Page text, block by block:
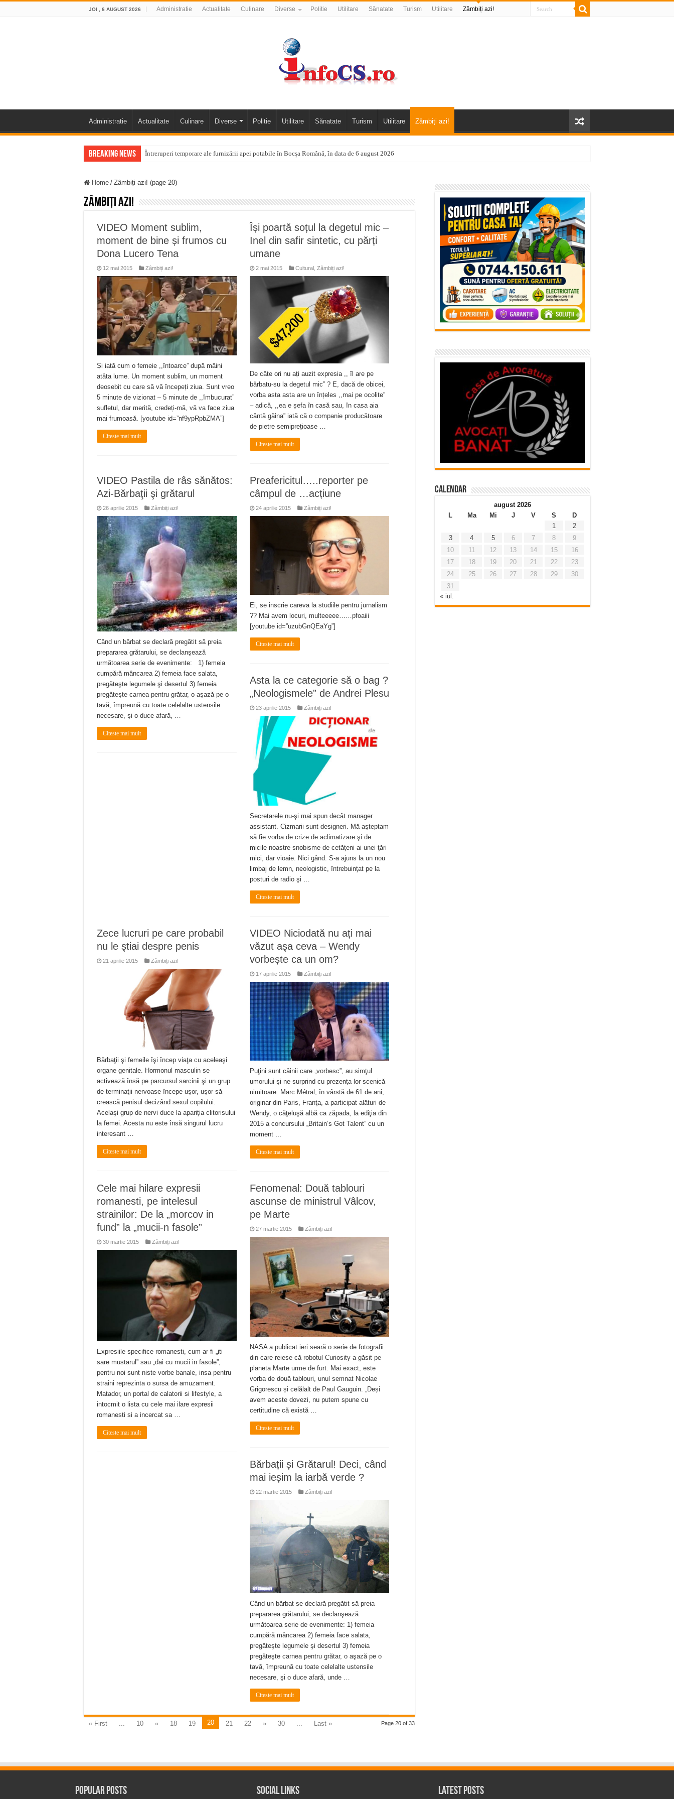
JOI , 6 AUGUST 2026 Administratie Actualitate Culinare Diverse Politie Utilitare Sănatate Turism Utilitare Zâmbiți azi!
Administratie Actualitate Culinare Diverse Politie Utilitare Sănatate Turism Utilitare Zâmbiți azi!
Breaking News Întreruperi temporare ale furnizării apei potabile în Bocșa Română, în data de 6 august 2026
Anunț important – Închidere temporară Podul de Piatră din Herculane
Ștrandul Termal Ring din Oravița – locul unde natura a ascuns un izvor de sănătate VIDEO
ANUNȚ OPRIRE APĂ în Reșița – avarie – 04.08.2026 – str. Văliugului și Plastomet
ANUNŢ OPRIRE APĂ în CARANSEBEȘ – 04.08.2026 – avarie – Calea Severinului
ANUNŢ OPRIRE APĂ în CARANSEBEȘ avarie
ANUNȚ OPRIRE APĂ în Reșița, cartier Țerova – avarie – 04.08.2026
ANUNȚ OPRIRE APĂ în Reșița – avarie – 03.08.2026 – Calea Caransebeșului
Home / Zâmbiți azi! (page 20)
Zâmbiți azi!
VIDEO Moment sublim,
moment de bine și frumos cu
Dona Lucero Tena
12 mai 2015 Zâmbiți azi!
Și iată cum o femeie ,,întoarce” după mâini
atâta lume. Un moment sublim, un moment
deosebit cu care să vă începeți ziua. Sunt vreo
5 minute de vizionat – 5 minute de ,,îmbucurat”
sufletul, dar merită, credeți-mă, vă va face ziua
mai frumoasă. [youtube id=”nf9ypRpbZMA”]
Citeste mai mult
Își poartă soțul la degetul mic –
Inel din safir sintetic, cu părți
umane
2 mai 2015 Cultural, Zâmbiți azi!
De câte ori nu ați auzit expresia ,, îl are pe
bărbatu-su la degetul mic” ? E, dacă de obicei,
vorba asta asta are un înțeles ,,mai pe ocolite”
– adică, ,,ea e șefa în casă sau, în casa aia
cântă găina” iată că o companie producătoare
de pietre semiprețioase …
Citeste mai mult
VIDEO Pastila de râs sănătos:
Azi-Bărbaţii şi grătarul
26 aprilie 2015 Zâmbiți azi!
Când un bărbat se declară pregătit să preia
prepararea grătarului, se declanşează
următoarea serie de evenimente: 1) femeia
cumpără mâncarea 2) femeia face salata,
pregăteşte legumele şi desertul 3) femeia
pregăteşte carnea pentru grătar, o aşază pe o
tavă, împreună cu toate celelalte ustensile
necesare, şi o duce afară, …
Citeste mai mult
Preafericitul…..reporter pe
câmpul de …acțiune
24 aprilie 2015 Zâmbiți azi!
Ei, se inscrie careva la studiile pentru jurnalism
?? Mai avem locuri, multeeeee……pfoaiii
[youtube id=”uzubGnQEaYg”]
Citeste mai mult
Asta la ce categorie să o bag ?
„Neologismele” de Andrei Plesu
23 aprilie 2015 Zâmbiți azi!
Secretarele nu-şi mai spun decât manager
assistant. Cizmarii sunt designeri. Mă aşteptam
să fie vorba de crize de aclimatizare şi de
micile noastre snobisme de cetăţeni ai unei ţări
mici, dar vioaie. Nici gând. S-a ajuns la un nou
limbaj de lemn, neologistic, întrebuinţat pe la
posturi de radio şi …
Citeste mai mult
Zece lucruri pe care probabil
nu le ştiai despre penis
21 aprilie 2015 Zâmbiți azi!
Bărbaţii şi femeile îşi încep viaţa cu aceleaşi
organe genitale. Hormonul masculin se
activează însă pe parcursul sarcinii şi un grup
de terminaţii nervoase începe uşor, uşor să
crească penisul decizând sexul copilului.
Acelaşi grup de nervi duce la apariţia clitorisului
la femei. Acesta nu este însă singurul lucru
interesant …
Citeste mai mult
VIDEO Niciodată nu ați mai
văzut aşa ceva – Wendy
vorbește ca un om?
17 aprilie 2015 Zâmbiți azi!
Puţini sunt câinii care „vorbesc”, au simţul
umorului şi ne surprind cu prezenţa lor scenică
uimitoare. Marc Métral, în vârstă de 61 de ani,
originar din Paris, Franţa, a participat alături de
Wendy, o căţeluşă albă ca zăpada, la ediţia din
2015 a concursului „Britain’s Got Talent” cu un
moment …
Citeste mai mult
Cele mai hilare expresii
romanesti, pe intelesul
strainilor: De la „morcov in
fund” la „mucii-n fasole”
30 martie 2015 Zâmbiți azi!
Expresiile specifice romanesti, cum ar fi „iti
sare mustarul” sau „dai cu mucii in fasole”,
pentru noi sunt niste vorbe banale, insa pentru
straini reprezinta o sursa de amuzament.
Matador, un portal de calatorii si lifestyle, a
intocmit o lista cu cele mai ilare expresii
romanesti si a incercat sa …
Citeste mai mult
Fenomenal: Două tablouri
ascunse de ministrul Vâlcov,
pe Marte
27 martie 2015 Zâmbiți azi!
NASA a publicat ieri seară o serie de fotografii
din care reiese că robotul Curiosity a găsit pe
planeta Marte urme de furt. Mai exact, este
vorba de două tablouri, unul semnat Nicolae
Grigorescu și celălalt de Paul Gauguin. „Deși
avem aceste dovezi, nu putem spune cu
certitudine că există …
Citeste mai mult
Bărbații și Grătarul! Deci, când
mai ieșim la iarbă verde ?
22 martie 2015 Zâmbiți azi!
Când un bărbat se declară pregătit să preia
prepararea grătarului, se declanşează
următoarea serie de evenimente: 1) femeia
cumpără mâncarea 2) femeia face salata,
pregăteşte legumele şi desertul 3) femeia
pregăteşte carnea pentru grătar, o aşază pe o
tavă, împreună cu toate celelalte ustensile
necesare, şi o duce afară, unde …
Citeste mai mult
Page 20 of 33
« First ... 10 « 18 19 20 21 22 » 30 ... Last »
Calendar
august 2026
L
Ma Mi J V S
D
1
2
3
4 5 6 7 8
9
10
11 12 13 14 15
16
17
18 19 20 21 22
23
24
25 26 27 28 29
30
31
« iul.
Popular Posts Social Links Latest Posts